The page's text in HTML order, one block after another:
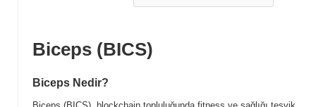
Biceps (BICS)
Biceps Nedir?